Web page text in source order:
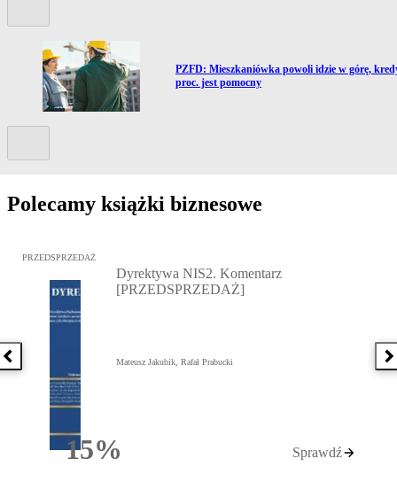
Przejdź do artykułu:
PZFD: Mieszkaniówka powoli idzie w górę,
proc. jest pomocny
Polecamy książki biznesowe
Poprzednia książka
Przejdź do: Dyrektywa NIS2. Komentarz [PRZEDSPRZEDAŻ],
PRZEDSPRZEDAŻ
15%Rabatu
Dyrektywa NIS2. Komentarz
[PRZEDSPRZEDAŻ]
Mateusz Jakubik, Rafał Prabucki
Sprawdź